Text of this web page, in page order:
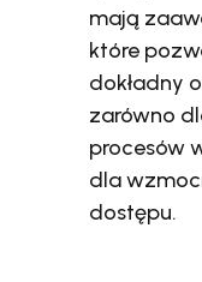
mają
które
dokładny
zarówno
procesów
dla
dostępu.